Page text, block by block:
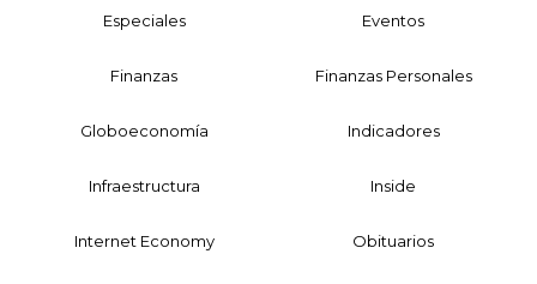
Especiales Eventos
Finanzas Finanzas Personales
Globoeconomía Indicadores
Infraestructura Inside
Internet Economy Obituarios